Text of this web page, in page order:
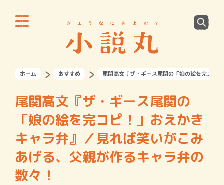
ホーム おすすめ 尾関高文『ザ・ギース尾関の「娘の絵を完コピ
尾関高文『ザ・ギース尾関の
「娘の絵を完コピ！」おえかき
キャラ弁』／見れば笑いがこみ
あげる、父親が作るキャラ弁の
数々！